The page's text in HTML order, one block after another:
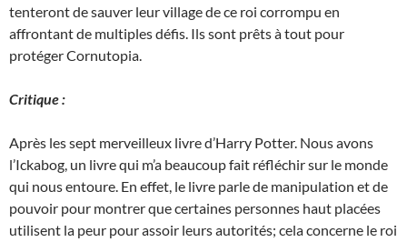
tenteront de sauver leur village de ce roi corrompu en
affrontant de multiples défis. Ils sont prêts à tout pour
protéger Cornutopia.
Critique :
Après les sept merveilleux livre d’Harry Potter. Nous avons
l’Ickabog, un livre qui m’a beaucoup fait réfléchir sur le monde
qui nous entoure. En effet, le livre parle de manipulation et de
pouvoir pour montrer que certaines personnes haut placées
utilisent la peur pour assoir leurs autorités; cela concerne le roi